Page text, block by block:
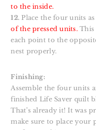
to the inside.
12. Place the four units
of the pressed units.This
each point to the
nest properly.
Finishing:
Assemble the four units
finished Life Saver quilt
That’s already it! It was
make sure to place your